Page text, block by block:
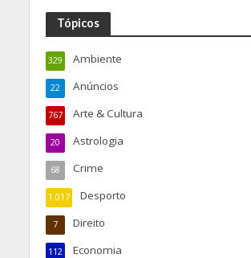
Tópicos
Ambiente
329
Anúncios
22
Arte & Cultura
767
Astrologia
20
Crime
68
Desporto
1.017
Direito
7
Economia
112